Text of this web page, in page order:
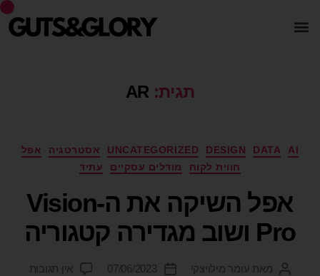
תגית: AR
AI
DATA
DESIGN
UNCATEGORIZED אסטרטגיה
אפל
חווית לקוח
מודלים עסקיים עתיד
אפל השיקה את ה-Vision
Pro ושוב מגדירה קטגוריה
מאת עומר מילויצקי 07/06/2023 אין תגובות